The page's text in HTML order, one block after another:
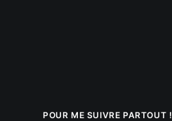
POUR ME SUIVRE PARTOUT !